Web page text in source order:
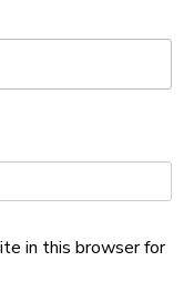
in this browser for